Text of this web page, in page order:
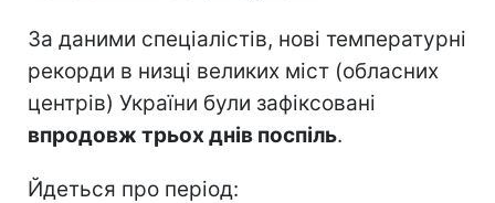
За даними спеціалістів, нові температурні
рекорди в низці великих міст (обласних
центрів) України були зафіксовані
впродовж трьох днів поспіль.
Йдеться про період: